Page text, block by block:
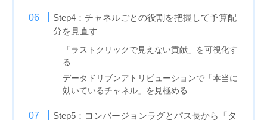
Step4：チャネルごとの役割を把握して予算配
分を見直す
「ラストクリックで見えない貢献」を可視化す
る
データドリブンアトリビューションで「本当に
効いているチャネル」を見極める
Step5：コンバージョンラグとパス長から「タ